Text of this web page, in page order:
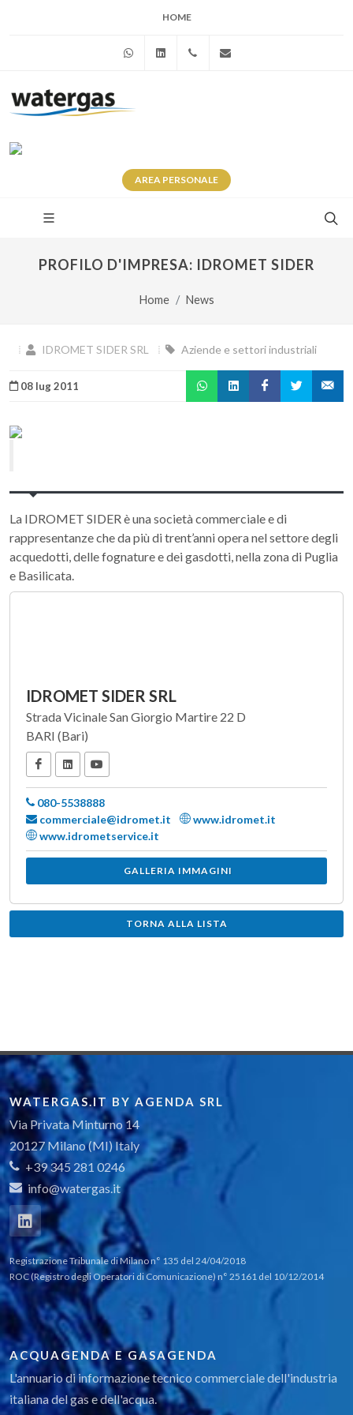
HOME
WhatsAppLinkedin+39 345 281 0246
AREA PERSONALE
PROFILO D'IMPRESA: IDROMET SIDER
Home News
IDROMET SIDER SRL Aziende e settori industriali
08 lug 2011
La IDROMET SIDER è una società commerciale e di
rappresentanze che da più di trent’anni opera nel settore degli
acquedotti, delle fognature e dei gasdotti, nella zona di Puglia
e Basilicata.
IDROMET SIDER SRL
Strada Vicinale San Giorgio Martire 22 D
BARI (Bari)
080-5538888
commerciale@idromet.it
www.idromet.it
www.idrometservice.it
GALLERIA IMMAGINI
TORNA ALLA LISTA
WATERGAS.IT BY AGENDA SRL
Via Privata Minturno 14
20127 Milano (MI) Italy
+39 345 281 0246
info@watergas.it
Registrazione Tribunale di Milano n° 135 del 24/04/2018
ROC (Registro degli Operatori di Comunicazione) n° 25161 del 10/12/2014
ACQUAGENDA E GASAGENDA
L'annuario di informazione tecnico commerciale dell'industria
italiana del gas e dell'acqua.